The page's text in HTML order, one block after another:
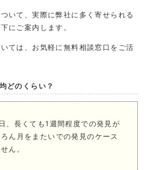
いて、実際に弊社に多く寄せられる
にご案内します。
ては、お気軽に無料相談窓口をご活
どのくらい？
、長くても1週間程度での発見が
ん月をまたいでの発見のケース
ん。